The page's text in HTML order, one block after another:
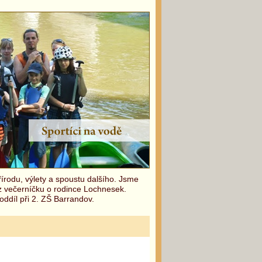
výlety a spoustu dalšího. Jsme
o rodince Lochnesek.
při 2. ZŠ Barrandov.